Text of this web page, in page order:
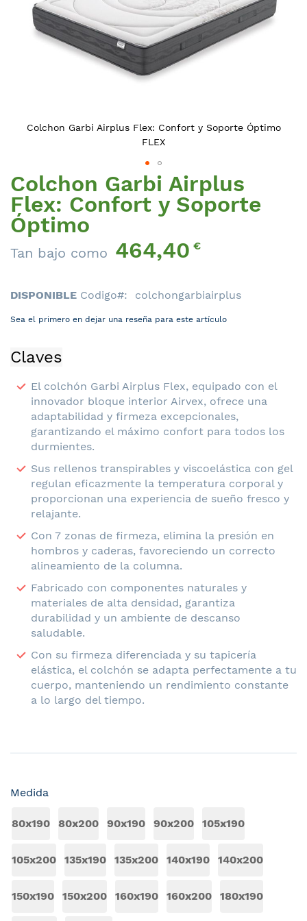
Colchon Garbi Airplus
Flex: Confort y Soporte
Óptimo
Tan bajo como 464,40€
DISPONIBLE Codigo colchongarbiairplus
Sea el primero en dejar una reseña para este artículo
Claves
El colchón Garbi Airplus Flex, equipado con el
innovador bloque interior Airvex, ofrece una
adaptabilidad y firmeza excepcionales,
garantizando el máximo confort para todos los
durmientes.
Sus rellenos transpirables y viscoelástica con gel
regulan eficazmente la temperatura corporal y
proporcionan una experiencia de sueño fresco y
relajante.
Con 7 zonas de firmeza, elimina la presión en
hombros y caderas, favoreciendo un correcto
alineamiento de la columna.
Fabricado con componentes naturales y
materiales de alta densidad, garantiza
durabilidad y un ambiente de descanso
saludable.
Con su firmeza diferenciada y su tapicería
elástica, el colchón se adapta perfectamente a tu
cuerpo, manteniendo un rendimiento constante
a lo largo del tiempo.
Medida
80x190 80x200 90x190 90x200 105x190
105x200 135x190 135x200 140x190 140x200
150x190 150x200 160x190 160x200 180x190
Colchon Garbi Airplus Flex: Confort y Soporte Óptimo
FLEX
Saltar
al
comienzo
de
galería